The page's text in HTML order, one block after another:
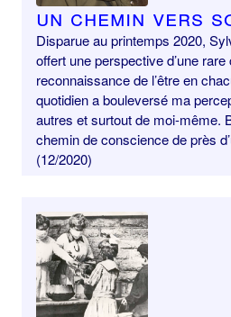
Un chemin vers
Disparue au printemps 2020,
offert une perspective d’une
reconnaissance de l’être en
quotidien a bouleversé ma
autres et surtout de moi-même.
chemin de conscience de près
(12/2020)